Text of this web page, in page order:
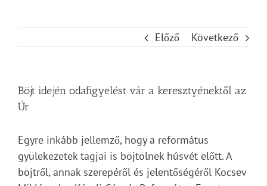
Előző Következő
Böjt idején odafigyelést vár a keresztyénektől az
Úr
Egyre inkább jellemző, hogy a református
gyülekezetek tagjai is böjtölnek húsvét előtt. A
böjtről, annak szerepéről és jelentőségéről Kocsev